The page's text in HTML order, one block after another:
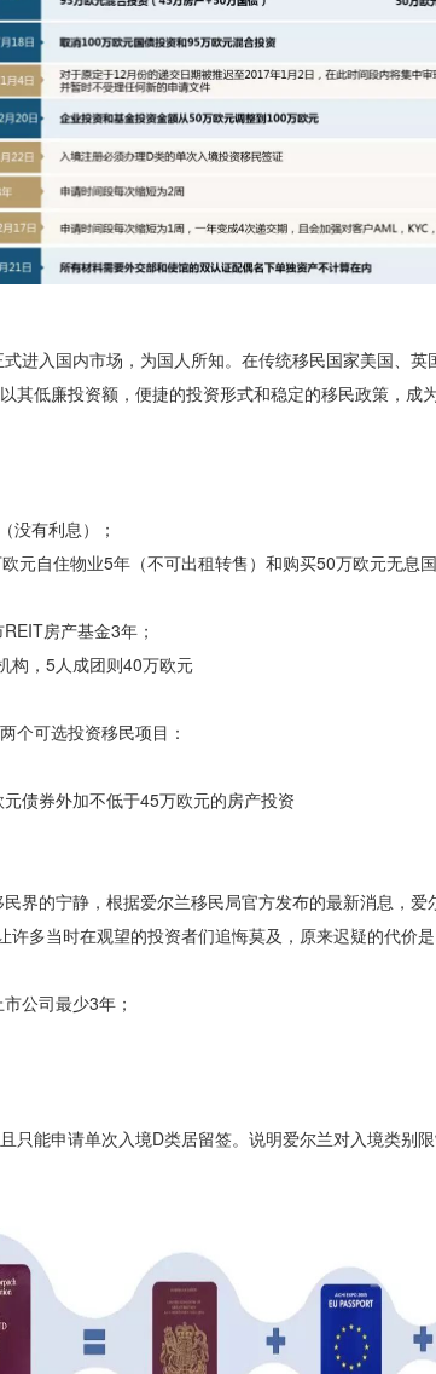
进入国内市场，为国人所知。在传统移民国家美国、
其低廉投资额，便捷的投资形式和稳定的移民政策，成
没有利息）；
元自住物业5年（不可出租转售）和购买50万欧元无息国
房产基金3年；
构，5人成团则40万欧元
个可选投资移民项目：
债券外加不低于45万欧元的房产投资
界的宁静，根据爱尔兰移民局官方发布的最新消息，
多当时在观望的投资者们追悔莫及，原来迟疑的代价
公司最少3年；
只能申请单次入境D类居留签。说明爱尔兰对入境类别